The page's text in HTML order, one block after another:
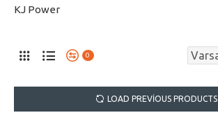
KJ Power
0
LOAD PREVIOUS PRODUCTS